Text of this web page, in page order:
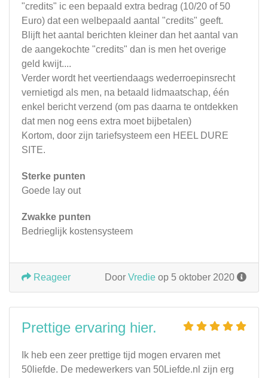
"credits" ic een bepaald extra bedrag (10/20 of 50
Euro) dat een welbepaald aantal "credits" geeft.
Blijft het aantal berichten kleiner dan het aantal van
de aangekochte "credits" dan is men het overige
geld kwijt....
Verder wordt het veertiendaags wederroepinsrecht
vernietigd als men, na betaald lidmaatschap, één
enkel bericht verzend (om pas daarna te ontdekken
dat men nog eens extra moet bijbetalen)
Kortom, door zijn tariefsysteem een HEEL DURE
SITE.
Sterke punten
Goede lay out
Zwakke punten
Bedrieglijk kostensysteem
Door Vredie op 5 oktober 2020
Reageer
Prettige ervaring hier.
Ik heb een zeer prettige tijd mogen ervaren met
50liefde. De medewerkers van 50Liefde.nl zijn erg